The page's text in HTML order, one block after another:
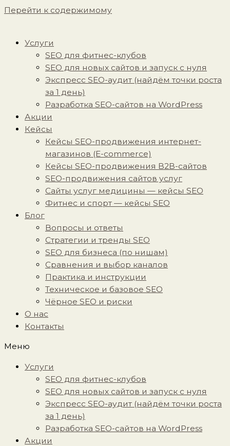
Перейти к содержимому
Услуги
SEO для фитнес-клубов
SEO для новых сайтов и запуск с нуля
Экспресс SEO-аудит (найдём точки роста
за 1 день)
Разработка SEO-сайтов на WordPress
Акции
Кейсы
Кейсы SEO-продвижения интернет-
магазинов (E-commerce)
Кейсы SEO-продвижения B2B-сайтов
SEO-продвижения сайтов услуг
Сайты услуг медицины — кейсы SEO
Фитнес и спорт — кейсы SEO
Блог
Вопросы и ответы
Стратегии и тренды SEO
SEO для бизнеса (по нишам)
Сравнения и выбор каналов
Практика и инструкции
Техническое и базовое SEO
Чёрное SEO и риски
О нас
Контакты
Меню
Услуги
SEO для фитнес-клубов
SEO для новых сайтов и запуск с нуля
Экспресс SEO-аудит (найдём точки роста
за 1 день)
Разработка SEO-сайтов на WordPress
Акции